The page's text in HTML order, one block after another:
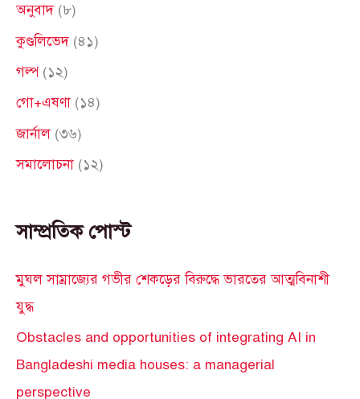
o
:
অনুবাদ(৮)
কুণ্ডলিভেদ(৪১)
গল্প(১২)
গো+এষণা (১৪)
জার্নাল (৩৬)
সমালোচনা (১২)
সাম্প্রতিক পোস্ট
মুঘল সাম্রাজ্যের গভীর শেকড়ের বিরুদ্ধে ভারতের আত্মবিনাশী
যুদ্ধ
Obstacles and opportunities of integrating AI in
Bangladeshi media houses: a managerial
perspective